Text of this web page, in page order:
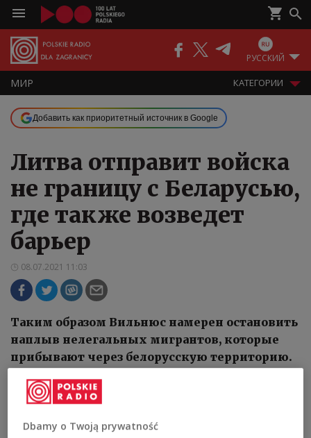
РУССКИЙ
МИР КАТЕГОРИИ
Добавить как приоритетный источник в Google
Литва отправит войска
не границу с Беларусью,
где также возведет
барьер
08.07.2021 11:03
Таким образом Вильнюс намерен остановить
наплыв нелегальных мигрантов, которые
прибывают через белорусскую территорию.
Dbamy o Twoją prywatność